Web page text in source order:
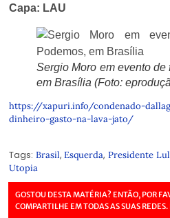
Capa: LAU
Sergio Moro em evento
em Brasília (Foto:
https://xapuri.info/condenado-
dinheiro-gasto-na-lava-jato/
Tags: Brasil,Esquerda, Presidente
Utopia
GOSTOU DESTA MATÉRIA? ENTÃO, POR
COMPARTILHE EM TODAS AS SUAS